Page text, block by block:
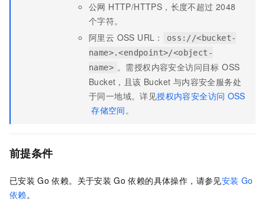
公网 HTTP/HTTPS，长度不超过 2048
个字符。
阿里云 OSS URL：
oss://<bucket-
name>.<endpoint>/<object-
name> 。需授权内容安全访问目标 OSS
Bucket，且该 Bucket 与内容安全服务处
于同一地域。详见授权内容安全访问 OSS
存储空间。
前提条件
已安装 Go 依赖。关于安装 Go 依赖的具体操作，请参见安装 Go
依赖。